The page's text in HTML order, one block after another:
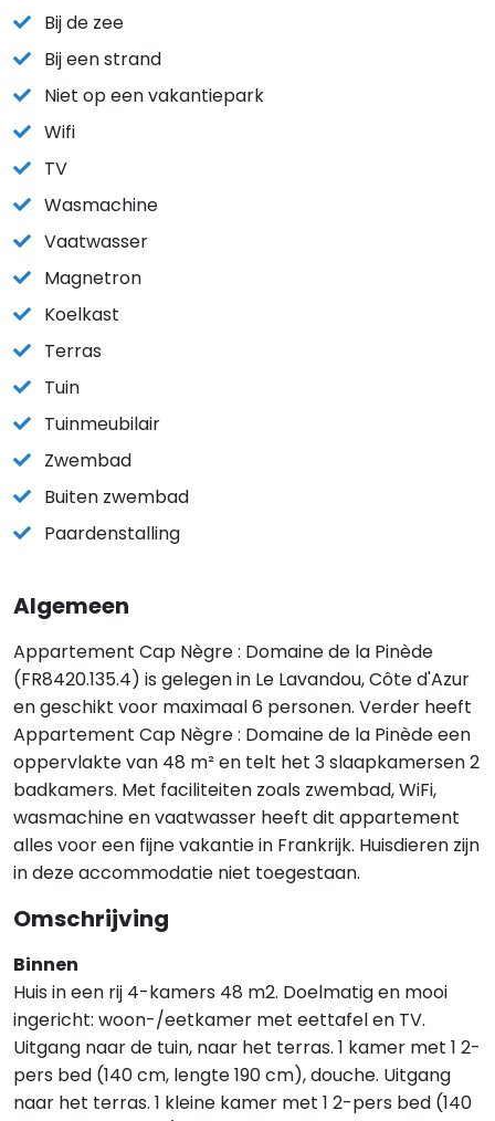
Bij de zee
Bij een strand
Niet op een vakantiepark
Wifi
TV
Wasmachine
Vaatwasser
Magnetron
Koelkast
Terras
Tuin
Tuinmeubilair
Zwembad
Buiten zwembad
Paardenstalling
Algemeen
Appartement Cap Nègre : Domaine de la Pinède
(FR8420.135.4) is gelegen in Le Lavandou, Côte d'Azur
en geschikt voor maximaal 6 personen. Verder heeft
Appartement Cap Nègre : Domaine de la Pinède een
oppervlakte van 48 m² en telt het 3 slaapkamersen 2
badkamers. Met faciliteiten zoals zwembad, WiFi,
wasmachine en vaatwasser heeft dit appartement
alles voor een fijne vakantie in Frankrijk. Huisdieren zijn
in deze accommodatie niet toegestaan.
Omschrijving
Binnen
Huis in een rij 4-kamers 48 m2. Doelmatig en mooi
ingericht: woon-/eetkamer met eettafel en TV.
Uitgang naar de tuin, naar het terras. 1 kamer met 1 2-
pers bed (140 cm, lengte 190 cm), douche. Uitgang
naar het terras. 1 kleine kamer met 1 2-pers bed (140